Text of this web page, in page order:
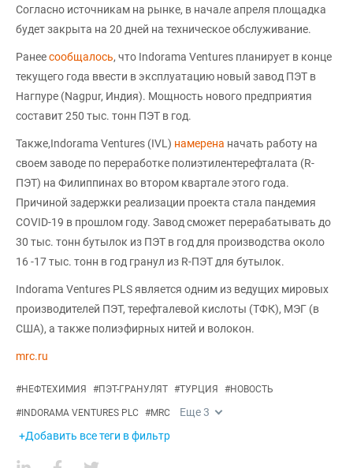
Согласно источникам на рынке, в начале апреля площадка
будет закрыта на 20 дней на техническое обслуживание.
Ранеесообщалось, что Indorama Ventures планирует в конце
текущего года ввести в эксплуатацию новый завод ПЭТ в
Нагпуре (Nagpur, Индия). Мощность нового предприятия
составит 250 тыс. тонн ПЭТ в год.
Также,Indorama Ventures (IVL) намерена начать работу на
своем заводе по переработке полиэтилентерефталата (R-
ПЭТ) на Филиппинах во втором квартале этого года.
Причиной задержки реализации проекта стала пандемия
COVID-19 в прошлом году. Завод сможет перерабатывать до
30 тыс. тонн бутылок из ПЭТ в год для производства около
16 -17 тыс. тонн в год гранул из R-ПЭТ для бутылок.
Indorama Ventures PLS является одним из ведущих мировых
производителей ПЭТ, терефталевой кислоты (ТФК), МЭГ (в
США), а также полиэфирных нитей и волокон.
mrc.ru
#НЕФТЕХИМИЯ #ПЭТ-ГРАНУЛЯТ #ТУРЦИЯ #НОВОСТЬ
#INDORAMA VENTURES PLC #MRC Еще3
+Добавить все теги в фильтр